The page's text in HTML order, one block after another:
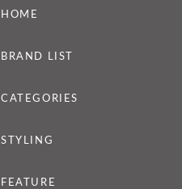
HOME
BRAND LIST
CATEGORIES
STYLING
FEATURE